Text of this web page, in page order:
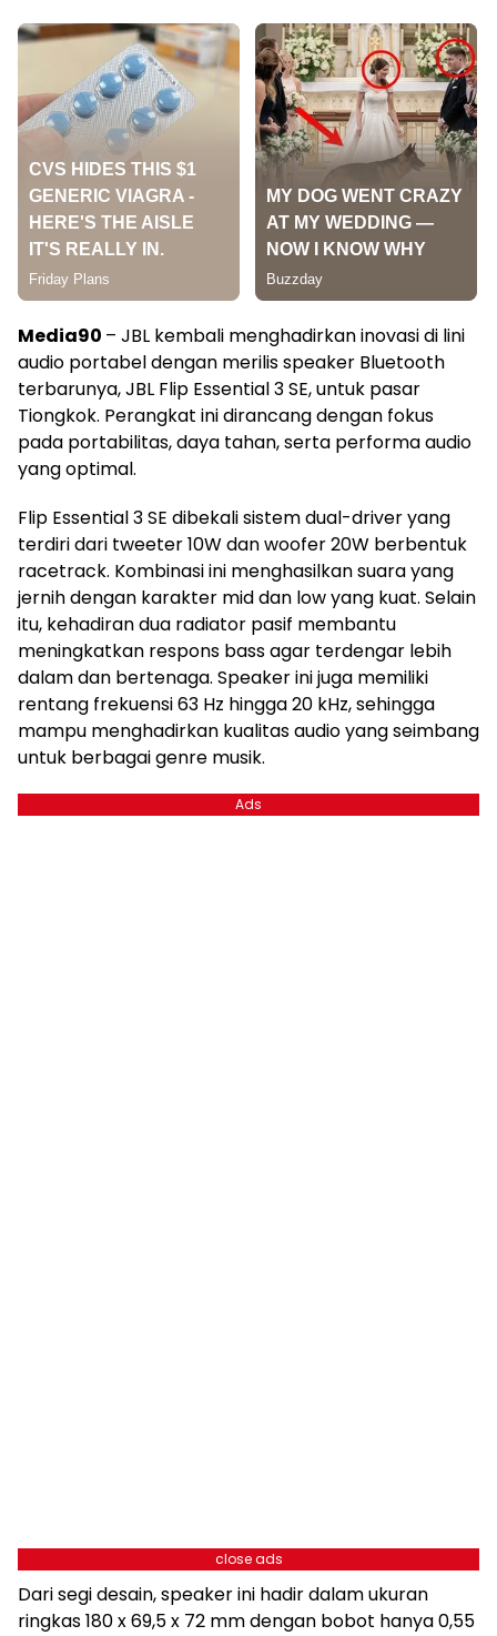
Media90 – JBL kembali menghadirkan inovasi di lini
audio portabel dengan merilis speaker Bluetooth
terbarunya, JBL Flip Essential 3 SE, untuk pasar
Tiongkok. Perangkat ini dirancang dengan fokus
pada portabilitas, daya tahan, serta performa audio
yang optimal.
Flip Essential 3 SE dibekali sistem dual-driver yang
terdiri dari tweeter 10W dan woofer 20W berbentuk
racetrack. Kombinasi ini menghasilkan suara yang
jernih dengan karakter mid dan low yang kuat. Selain
itu, kehadiran dua radiator pasif membantu
meningkatkan respons bass agar terdengar lebih
dalam dan bertenaga. Speaker ini juga memiliki
rentang frekuensi 63 Hz hingga 20 kHz, sehingga
mampu menghadirkan kualitas audio yang seimbang
untuk berbagai genre musik.
Ads
close ads
Dari segi desain, speaker ini hadir dalam ukuran
ringkas 180 x 69,5 x 72 mm dengan bobot hanya 0,55